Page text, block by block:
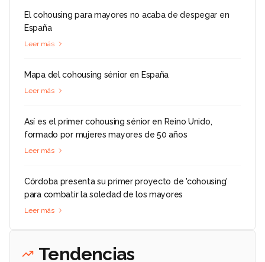
El cohousing para mayores no acaba de despegar en
España
Leer más
Mapa del cohousing sénior en España
Leer más
Así es el primer cohousing sénior en Reino Unido,
formado por mujeres mayores de 50 años
Leer más
Córdoba presenta su primer proyecto de 'cohousing'
para combatir la soledad de los mayores
Leer más
Tendencias